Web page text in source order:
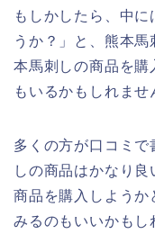
もしかしたら、中に
うか？」と、熊本
本馬刺しの商品を購
もいるかもしれませ
多くの方が口コミで
しの商品はかなり
商品を購入しようか
みるのもいいかもし